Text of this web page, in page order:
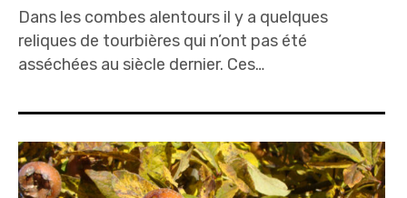
Dans les combes alentours il y a quelques
reliques de tourbières qui n’ont pas été
asséchées au siècle dernier. Ces…